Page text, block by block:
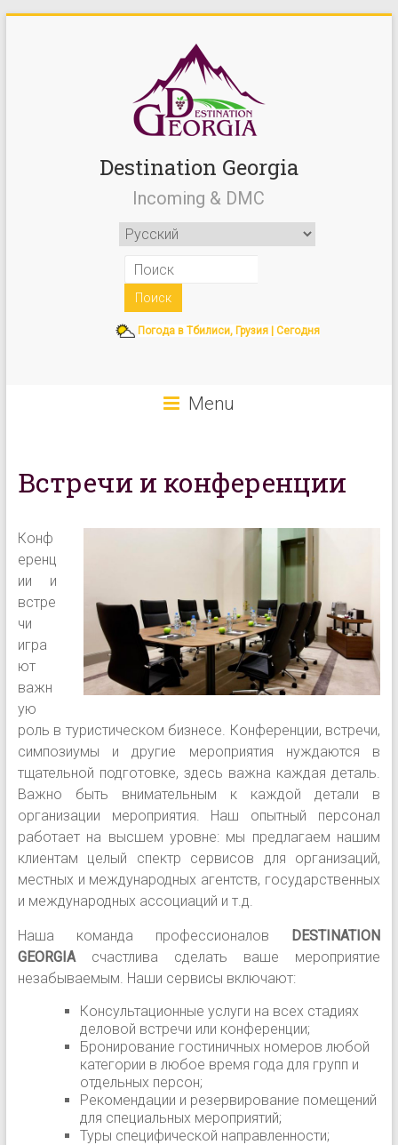
Destination Georgia
Incoming & DMC
Погода в Тбилиси, Грузия | Сегодня
Menu
Встречи и конференции
Конф
еренц
ии и
встре
чи
игра
ют
важн
ую
роль в туристическом бизнесе. Конференции, встречи,
симпозиумы и другие мероприятия нуждаются в
тщательной подготовке, здесь важна каждая деталь.
Важно быть внимательным к каждой детали в
организации мероприятия. Наш опытный персонал
работает на высшем уровне: мы предлагаем нашим
клиентам целый спектр сервисов для организаций,
местных и международных агентств, государственных
и международных ассоциаций и т.д.
Наша команда профессионалов
DESTINATION
GEORGIAсчастлива сделать ваше мероприятие
незабываемым. Наши сервисы включают:
Консультационные услуги на всех стадиях
деловой встречи или конференции;
Бронирование гостиничных номеров любой
категории в любое время года для групп и
отдельных персон;
Рекомендации и резервирование помещений
для специальных мероприятий;
Туры специфической направленности;